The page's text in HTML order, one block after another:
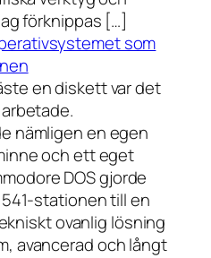
förknippas […]
som
en diskett var det
nämligen en egen
och ett eget
DOS gjorde
stationen till en
ovanlig lösning
avancerad och långt